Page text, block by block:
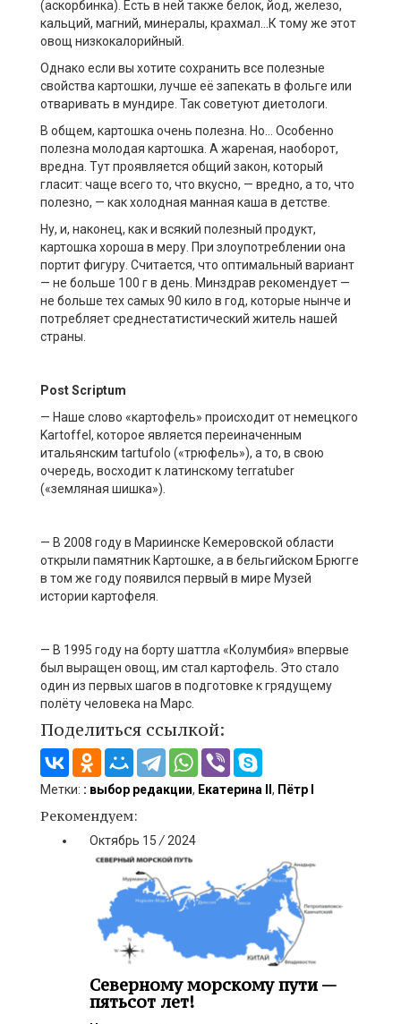
(аскорбинка). Есть в ней также белок, йод, железо,
кальций, магний, минералы, крахмал…К тому же этот
овощ низкокалорийный.
Однако если вы хотите сохранить все полезные
свойства картошки, лучше её запекать в фольге или
отваривать в мундире. Так советуют диетологи.
В общем, картошка очень полезна. Но… Особенно
полезна молодая картошка. А жареная, наоборот,
вредна. Тут проявляется общий закон, который
гласит: чаще всего то, что вкусно, — вредно, а то, что
полезно, — как холодная манная каша в детстве.
Ну, и, наконец, как и всякий полезный продукт,
картошка хороша в меру. При злоупотреблении она
портит фигуру. Считается, что оптимальный вариант
— не больше 100 г в день. Минздрав рекомендует —
не больше тех самых 90 кило в год, которые нынче и
потребляет среднестатистический житель нашей
страны.
PostScriptum
— Наше слово «картофель» происходит от немецкого
Kartoffel, которое является переиначенным
итальянским tartufolo («трюфель»), а то, в свою
очередь, восходит к латинскому terratuber
(«земляная шишка»).
— В 2008 году в Мариинске Кемеровской области
открыли памятник Картошке, а в бельгийском Брюгге
в том же году появился первый в мире Музей
истории картофеля.
— В 1995 году на борту шаттла «Колумбия» впервые
был выращен овощ, им стал картофель. Это стало
один из первых шагов в подготовке к грядущему
полёту человека на Марс.
Поделиться ссылкой:
Метки: : выбор редакции, Екатерина II , Пётр I
Рекомендуем:
Октябрь 15 / 2024
Северному морскому пути —
пятьсот лет!